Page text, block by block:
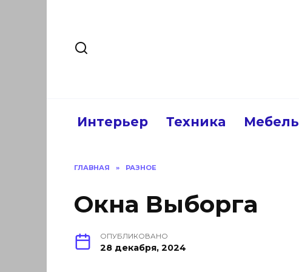
Интерьер Техника Мебель
ГЛАВНАЯ » РАЗНОЕ
Окна Выборга
ОПУБЛИКОВАНО
28 декабря, 2024